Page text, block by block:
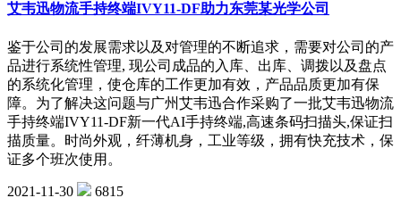
艾韦迅物流手持终端IVY11-DF助力东莞某光学公司
鉴于公司的发展需求以及对管理的不断追求，需要对公司的产
品进行系统性管理, 现公司成品的入库、出库、调拨以及盘点
的系统化管理，使仓库的工作更加有效，产品品质更加有保
障。为了解决这问题与广州艾韦迅合作采购了一批艾韦迅物流
手持终端IVY11-DF新一代AI手持终端,高速条码扫描头,保证扫
描质量。时尚外观，纤薄机身，工业等级，拥有快充技术，保
证多个班次使用。
2021-11-30 6815